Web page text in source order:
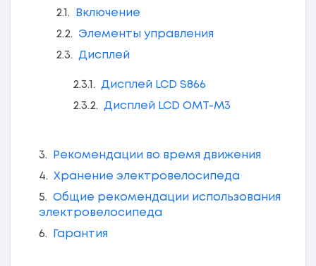
Включение
Элементы управления
Дисплей
Дисплей LCD S866
Дисплей LCD OMT-M3
Рекомендации во время движения
Хранение электровелосипеда
Общие рекомендации использования
электровелосипеда
Гарантия